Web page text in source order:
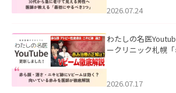
た。
2026.07.24
わたしの名医
ークリニック札幌
した。
2026.07.17